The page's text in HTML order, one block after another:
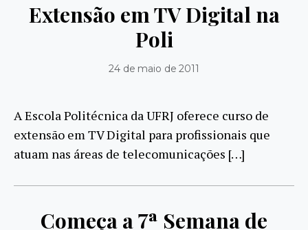
Extensão em TV Digital na
Poli
24 de maio de 2011
A Escola Politécnica da UFRJ oferece curso de
extensão em TV Digital para profissionais que
atuam nas áreas de telecomunicações […]
Começa a 7ª Semana de